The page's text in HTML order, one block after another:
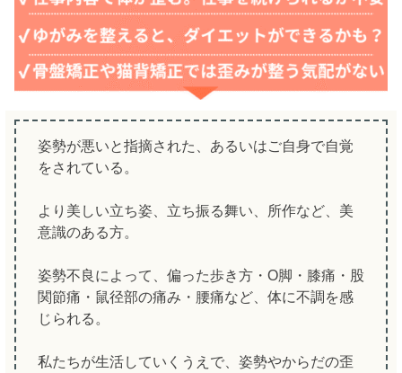
姿勢が悪いと指摘された、あるいはご自身で自覚
をされている。
より美しい立ち姿、立ち振る舞い、所作など、美
意識のある方。
姿勢不良によって、偏った歩き方・O脚・膝痛・股
関節痛・鼠径部の痛み・腰痛など、体に不調を感
じられる。
私たちが生活していくうえで、姿勢やからだの歪